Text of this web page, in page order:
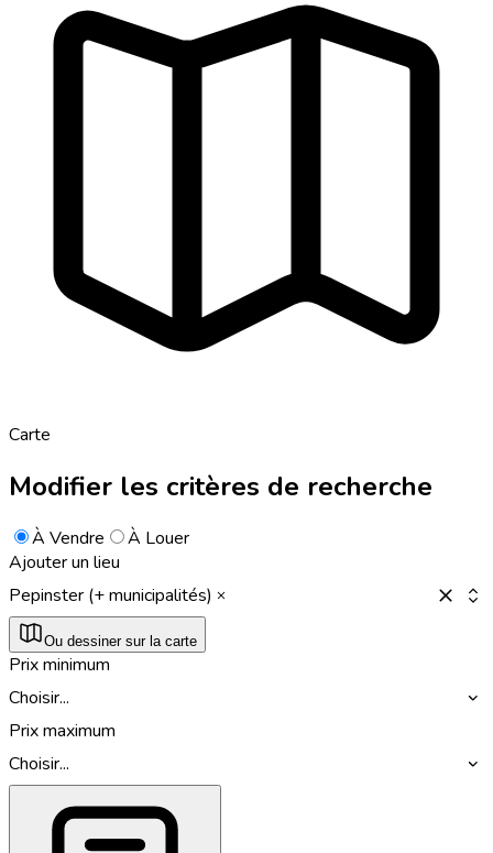
Carte
Modifier les critères de recherche
À Vendre
À Louer
Ajouter un lieu
Pepinster (+ municipalités)
Ou dessiner sur la carte
Prix minimum
Choisir...
Prix maximum
Choisir...